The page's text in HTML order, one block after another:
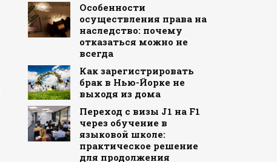
Особенности
осуществления права на
наследство: почему
отказаться можно не
всегда
Как зарегистрировать
брак в Нью-Йорке не
выходя из дома
Переход с визы J1 на F1
через обучение в
языковой школе:
практическое решение
для продолжения